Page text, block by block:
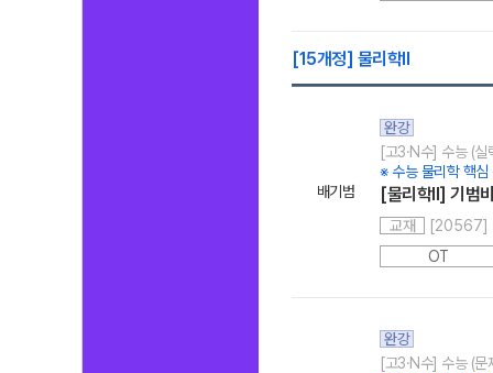
[15개정] 물리학ll
배기범
완강
[고3·N수] 수능 (실
※ 수능 물리학 핵심
[물리학ll] 기범
교재
[20567]
OT
완강
[고3·N수] 수능 (문